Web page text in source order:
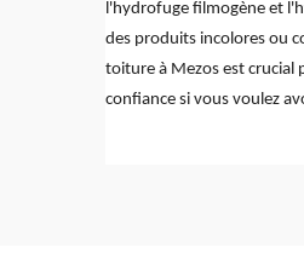
l'hydrofuge filmogène et
des produits incolores ou
toiture à Mezos est crucial
confiance si vous voulez